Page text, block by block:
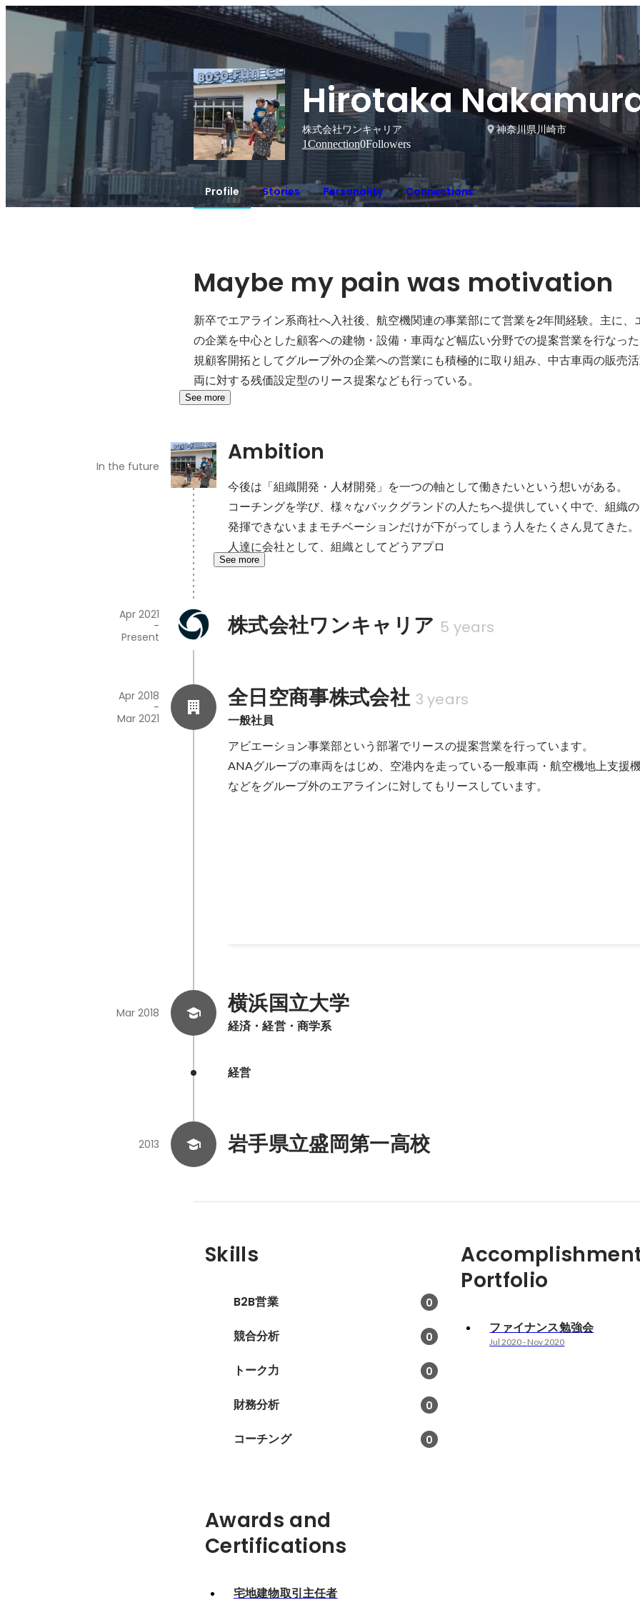
Hirotaka
株式会社ワンキャリア
神奈川県川崎市
1Connection0Followers
Profile Stories Personality Connections
Maybe my pain was motivation
新卒でエアライン系商社へ入社後、航空機関連の事業部にて営業を2年間経験。主に、
の企業を中心とした顧客への建物・設備・車両など幅広い分野での提案営業を行なっ
規顧客開拓としてグループ外の企業への営業にも積極的に取り組み、中古車両の販売
両に対する残価設定型のリース提案なども行っている。
See more
Ambition
In the future
今後は「組織開発・人材開発」を一つの軸として働きたいという想いがある。
コーチングを学び、様々なバックグランドの人たちへ提供していく中で、組織
発揮できないままモチベーションだけが下がってしまう人をたくさん見てきた
人達に会社として、組織としてどうアプロ
See more
株式会社ワンキャリア 5 years
Apr 2021
-
Present
全日空商事株式会社 3 years
一般社員
Apr 2018
-
Mar 2021
アビエーション事業部という部署でリースの提案営業を行っています。
ANAグループの車両をはじめ、空港内を走っている一般車両・航空機地上支援
などをグループ外のエアラインに対してもリースしています。
横浜国立大学
経済・経営・商学系
Mar 2018
経営
岩手県立盛岡第一高校
2013
Skills
B2B営業 0
競合分析 0
トーク力 0
財務分析 0
コーチング 0
Portfolio
ファイナンス勉強会
Jul 2020- Nov 2020
Awards and
Certifications
宅地建物取引主任者